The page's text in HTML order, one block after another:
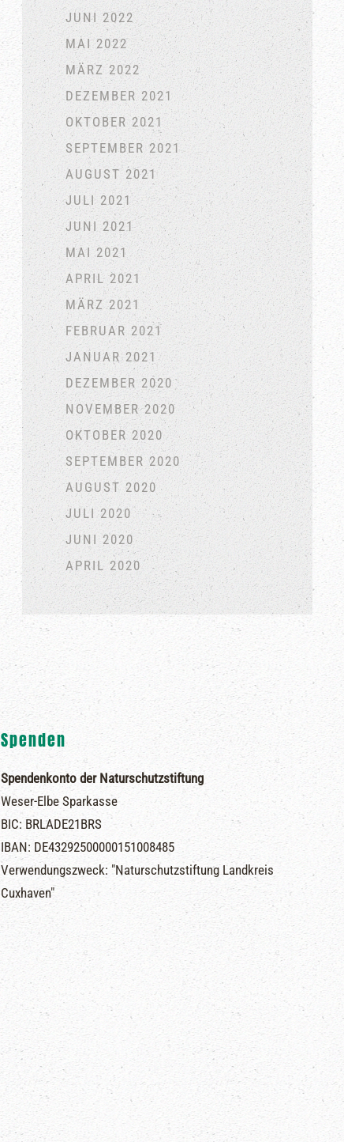
JUNI 2022
MAI 2022
MÄRZ 2022
DEZEMBER 2021
OKTOBER 2021
SEPTEMBER 2021
AUGUST 2021
JULI 2021
JUNI 2021
MAI 2021
APRIL 2021
MÄRZ 2021
FEBRUAR 2021
JANUAR 2021
DEZEMBER 2020
NOVEMBER 2020
OKTOBER 2020
SEPTEMBER 2020
AUGUST 2020
JULI 2020
JUNI 2020
APRIL 2020
Spenden
Spendenkonto der Naturschutzstiftung
Weser-Elbe Sparkasse
BIC: BRLADE21BRS
IBAN: DE43292500000151008485
Verwendungszweck: "Naturschutzstiftung Landkreis
Cuxhaven"